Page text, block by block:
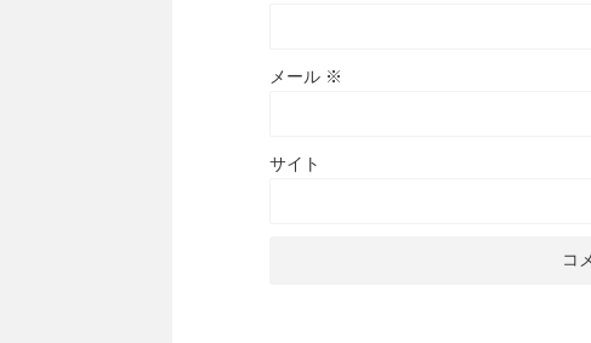
メール ※
サイト